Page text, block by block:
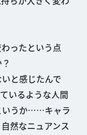
ったという点
と感じたんで
いるような人間
いうか……キャラ
然なニュアンス